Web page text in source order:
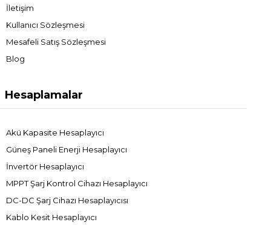
İletişim
Kullanıcı Sözleşmesi
Mesafeli Satış Sözleşmesi
Blog
Hesaplamalar
Akü Kapasite Hesaplayıcı
Güneş Paneli Enerji Hesaplayıcı
İnvertör Hesaplayıcı
MPPT Şarj Kontrol Cihazı Hesaplayıcı
DC-DC Şarj Cihazı Hesaplayıcısı
Kablo Kesit Hesaplayıcı